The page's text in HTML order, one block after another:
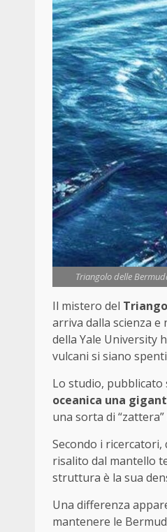
Triangolo delle
Il mistero del
arriva dalla scienza
della Yale University
vulcani si siano
Lo studio, pubblicato
oceanica una
una sorta di
Secondo i
risalito dal mantello
struttura è la sua
Una differenza
mantenere le